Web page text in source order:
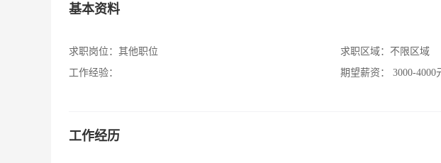
基本资料
求职岗位： 其他职位
工作经验：
求职区域： 不限区域
期望薪资：
3000-4000
工作经历